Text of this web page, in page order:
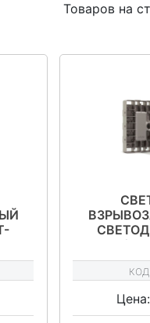
Товаров на
EX
ДСП-11/65-
СЕРИЯ
Цена: